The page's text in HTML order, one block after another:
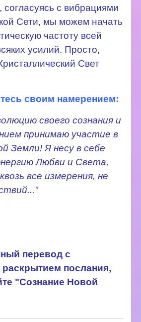
согласуясь с вибрациями
Сети, мы можем начать
частоту всей
усилий. Просто,
Свет
своим намерением:
своего сознания и
принимаю участие в
Земли! Я несу в себе
Любви и Света,
все измерения, не
перевод с
послания,
"Сознание Новой